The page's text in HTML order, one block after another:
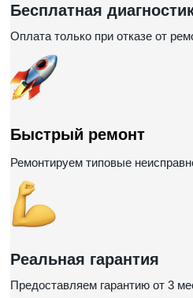
Бесплатная
Оплата только при отказе от
Быстрый ремонт
Ремонтируем типовые
Реальная гарантия
Предоставляем гарантию от 3